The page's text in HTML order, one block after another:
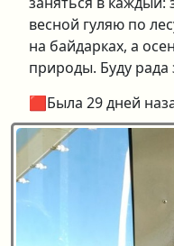
весной гуляю по
на байдарках, а
природы. Буду рада
🟥Была 29 дней